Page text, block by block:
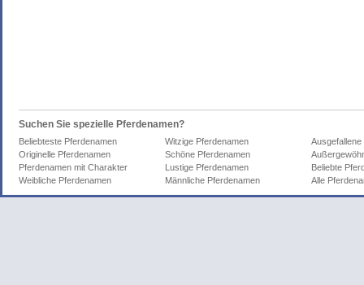
Suchen Sie spezielle Pferdenamen?
Beliebteste Pferdenamen Witzige Pferdenamen
Originelle Pferdenamen
Schöne Pferdenamen
Pferdenamen mit Charakter
Lustige Pferdenamen
Beliebte
Weibliche Pferdenamen
Männliche Pferdenamen Alle